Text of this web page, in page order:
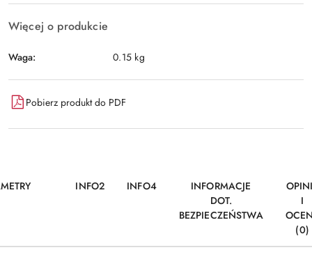
Więcej o produkcie
Waga: 0.15 kg
Pobierz produkt do PDF
INFO2 INFO4
INFORMACJE
DOT.
BEZPIECZEŃSTWA
I
(0)